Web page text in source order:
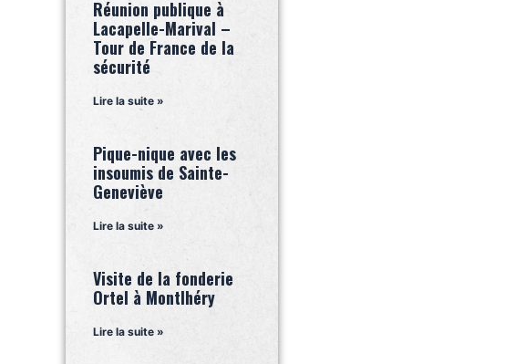
Réunion publique à
Lacapelle-Marival –
Tour de France de la
sécurité
Lire la suite »
Pique-nique avec les
insoumis de Sainte-
Geneviève
Lire la suite »
Visite de la fonderie
Ortel à Montlhéry
Lire la suite »